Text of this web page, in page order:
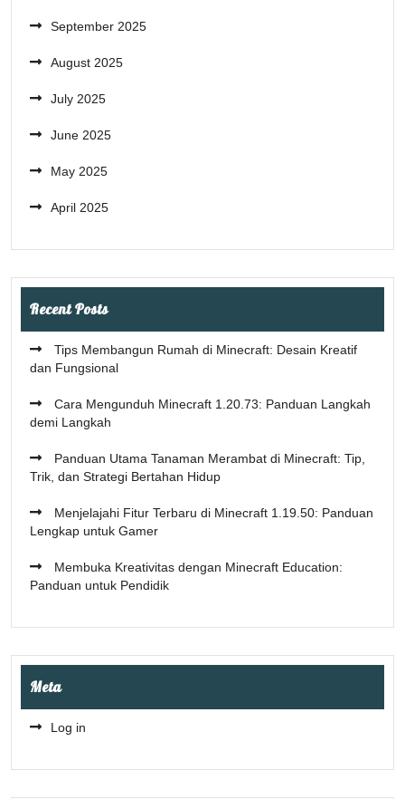
September 2025
August 2025
July 2025
June 2025
May 2025
April 2025
Recent Posts
Tips Membangun Rumah di Minecraft: Desain Kreatif
dan Fungsional
Cara Mengunduh Minecraft 1.20.73: Panduan Langkah
demi Langkah
Panduan Utama Tanaman Merambat di Minecraft: Tip,
Trik, dan Strategi Bertahan Hidup
Menjelajahi Fitur Terbaru di Minecraft 1.19.50: Panduan
Lengkap untuk Gamer
Membuka Kreativitas dengan Minecraft Education:
Panduan untuk Pendidik
Meta
Log in